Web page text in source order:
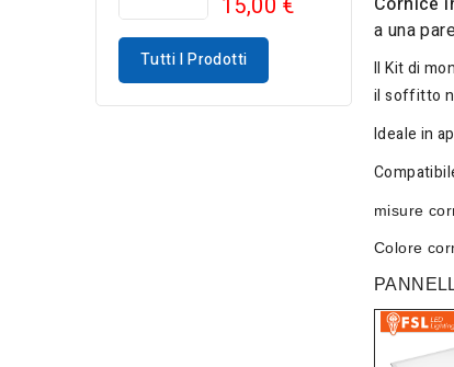
15,00 €
Tutti I Prodotti
a una
Il Kit di
il soffitto
Ideale in
misure
Colore